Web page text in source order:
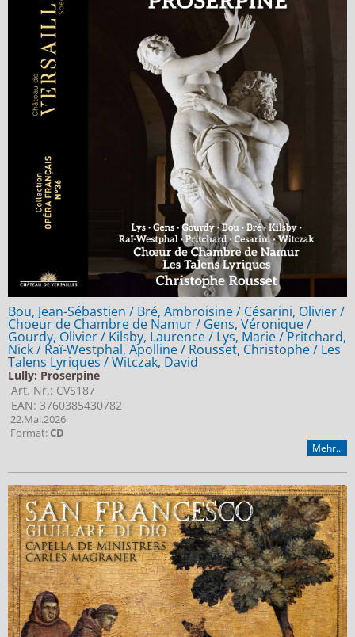
Bou, Jean-Sébastien / Bré, Ambroisine / Césarini, Olivier /
Choeur de Chambre de Namur / Gens, Véronique /
Gourdy, Olivier / Kilsby, Laurence / Lys, Marie / Pritchard,
Nick / Raï-Westphal, Apolline / Rousset, Christophe / Les
Talens Lyriques / Witczak, David
Lully: Proserpine
Art. Nr.: CVS187
EAN: 3760385430782
22.Mai.2026
Format:CD
Mehr...